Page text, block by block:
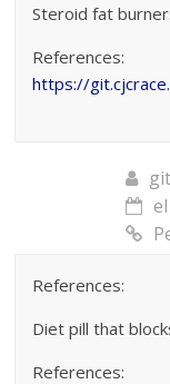
Steroid fat
References:
https://
References:
Diet pill that
References: